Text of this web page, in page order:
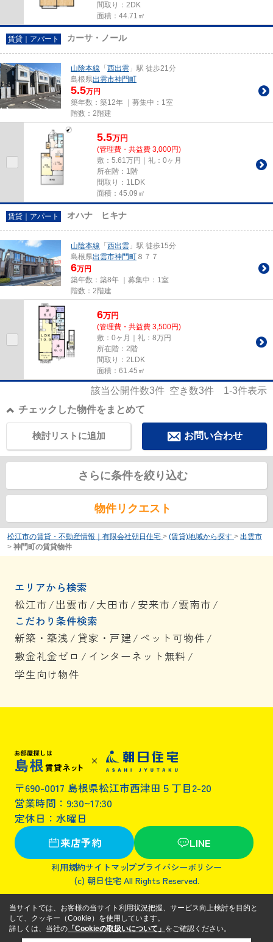
間取り：2DK
面積：44.71㎡
賃貸｜アパート カーサ・ノール
山陰本線 「 西出雲 」駅 徒歩21分
島根県出雲市神門町
5.5万円
築年数：築12年 ｜募集中： 1室
階数：2階建
5.5万円
(管理費・共益費 3,000円)
敷：5.61万円｜礼：0ヶ月
所在階：1階
間取り：1LDK
面積：45.09㎡
賃貸｜アパート オハナ ヒキナ
山陰本線 「 西出雲 」駅 徒歩15分
島根県出雲市神門町 ８７７
6万円
築年数：築8年 ｜募集中： 1室
階数：2階建
6万円
(管理費・共益費 3,500円)
敷：0ヶ月｜礼：8万円
所在階：2階
間取り：2LDK
面積：61.45㎡
該当公開件数3件 空き数3件 1-3件表示
チェックした物件をまとめて
お問い合わせ
検討リストに追加
さらに条件を絞り込む
物件リクエスト
松江市の賃貸・不動産情報｜有限会社朝日住宅 > (賃貸)地域から探す > 出雲市
> 神門町の賃貸物件
エリアから検索
松江市 / 出雲市 /大田市 / 安来市 /雲南市 /
こだわり条件検索
新築・築浅 / 貸家・戸建/ ペット可物件 /
敷金礼金ゼロ / インターネット無料 /
学生向け物件
〒690-0017 島根県松江市西津田５丁目2-20
営業時間：9:30~17:30
定休日：水曜日
来店予約
LINE
利用規約サイトマッププライバシーポリシー
(c) 朝日住宅 All Rights Reserved.
当サイトでは、お客様の当サイト利用状況把握、サービス向上検討を目的と
して、クッキー（Cookie）を使用しています。
詳しくは、当社の 「Cookieの取扱いについて」 をご確認ください。